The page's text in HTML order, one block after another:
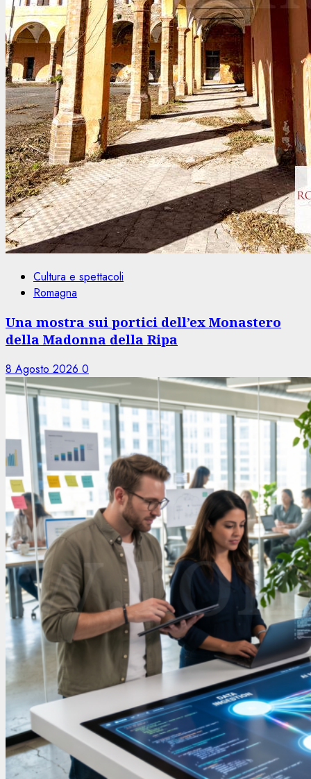
Cultura e spettacoli
Romagna
Una mostra sui portici dell’ex Monastero
della Madonna della Ripa
8 Agosto 2026 0